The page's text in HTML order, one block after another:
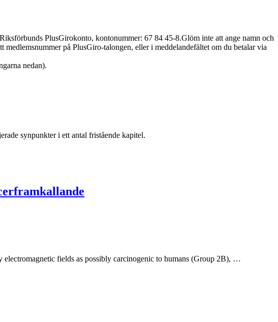
PlusGirokonto, kontonummer: 67 84 45-8.Glöm inte att ange namn och
på PlusGiro-talongen, eller i meddelandefältet om du betalar via
nedan).
synpunkter i ett antal fristående kapitel.
fields as possibly carcinogenic to humans (Group 2B), …